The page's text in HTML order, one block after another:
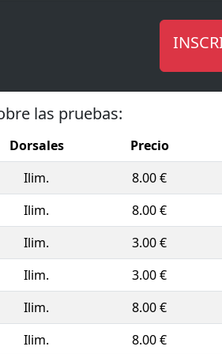
Con
perfecta
¡Corre,
las pruebas:
Dorsales Precio
Ilim. 8.00 €
Ilim. 8.00 €
Ilim. 3.00 €
Ilim. 3.00 €
Ilim. 8.00 €
Ilim. 8.00 €